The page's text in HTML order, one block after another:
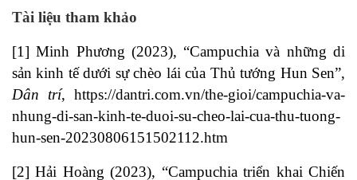
Tài liệu tham khảo
[1] Minh Phương (2023), “Campuchia và những di
sản kinh tế dưới sự chèo lái của Thủ tướng Hun Sen”,
Dân trí, https://dantri.com.vn/the-gioi/campuchia-va-
nhung-di-san-kinh-te-duoi-su-cheo-lai-cua-thu-tuong-
hun-sen-20230806151502112.htm
[2] Hải Hoàng (2023), “Campuchia triển khai Chiến